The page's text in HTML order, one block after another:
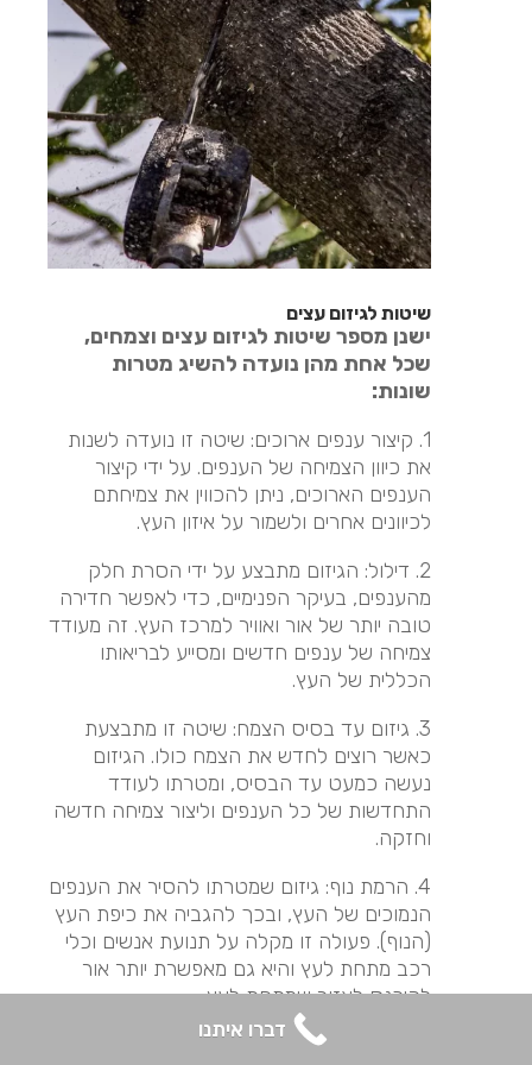
שיטות לגיזום עצים
ישנן מספר שיטות לגיזום עצים וצמחים,
שכל אחת מהן נועדה להשיג מטרות
שונות:
1. קיצור ענפים ארוכים: שיטה זו נועדה לשנות
את כיוון הצמיחה של הענפים. על ידי קיצור
הענפים הארוכים, ניתן להכווין את צמיחתם
לכיוונים אחרים ולשמור על איזון העץ.
2. דילול: הגיזום מתבצע על ידי הסרת חלק
מהענפים, בעיקר הפנימיים, כדי לאפשר חדירה
טובה יותר של אור ואוויר למרכז העץ. זה מעודד
צמיחה של ענפים חדשים ומסייע לבריאותו
הכללית של העץ.
3. גיזום עד בסיס הצמח: שיטה זו מתבצעת
כאשר רוצים לחדש את הצמח כולו. הגיזום
נעשה כמעט עד הבסיס, ומטרתו לעודד
התחדשות של כל הענפים וליצור צמיחה חדשה
וחזקה.
4. הרמת נוף: גיזום שמטרתו להסיר את הענפים
הנמוכים של העץ, ובכך להגביה את כיפת העץ
(הנוף). פעולה זו מקלה על תנועת אנשים וכלי
רכב מתחת לעץ והיא גם מאפשרת יותר אור
להיכנס לאזור שמתחת לעץ.
5. גיזום עיצובי: זוהי שיטת גיזום שמשתמשים בה
דברו איתנו